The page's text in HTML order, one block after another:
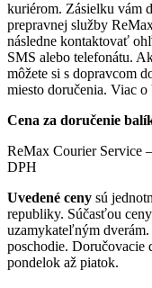
kuriérom. Zásielku vám
prepravnej služby
následne kontaktovať
SMS alebo telefonátu.
môžete si s dopravcom
miesto doručenia. Viac
Cena za doručenie
ReMax Courier Service
DPH
Uvedené ceny sú
republiky. Súčasťou
uzamykateľným
poschodie. Doručovacie
pondelok až piatok.